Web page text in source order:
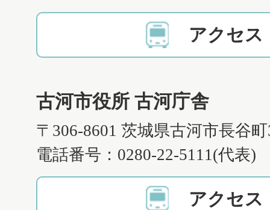
アクセス
古河市役所 古河庁舎
〒306-8601 茨城県古河市長谷
電話番号：0280-22-5111(代表)
アクセス